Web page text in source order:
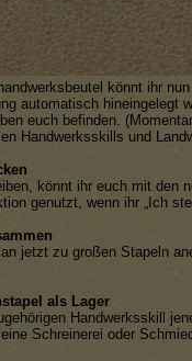
könnt ihr
automatisch
euch befinden.
Handwerksskills und
könnt ihr euch mit den
genutzt, wenn ihr „Ich
jetzt zu großen Stapeln
als Lager
Handwerksskill
Schreinerei oder